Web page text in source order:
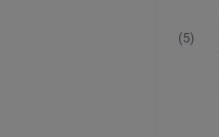
(5)